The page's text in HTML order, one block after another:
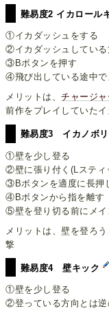
難易度2 イカロール
①イカダッシュをする
②イカダッシュしている
③Bボタンを押す
④飛び出している途中で
メリットは、チャージ
前作をプレイしていた
難易度3 イカノボ
①壁を少し登る
②壁に張り付く(Lスティ
③Bボタンを適度に長押
④Bボタンから指を離す
⑤壁を登り切る前にメイ
メリットは、壁を登ろ
撃
難易度4 壁キック
①壁を少し登る
②登っている方向とは逆